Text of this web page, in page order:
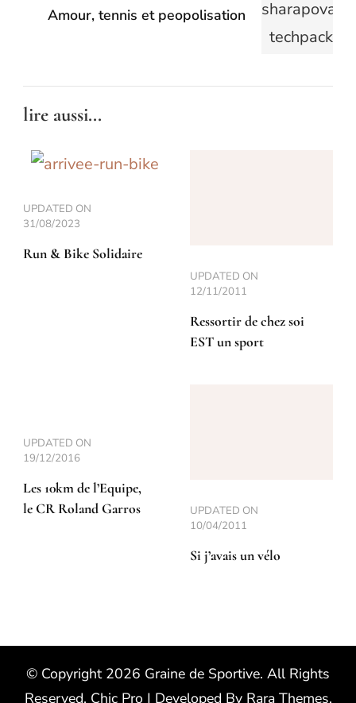
Amour, tennis et peopolisation
lire aussi...
UPDATED ON
31/08/2023
Run & Bike Solidaire
UPDATED ON
12/11/2011
Ressortir de chez soi
EST un sport
UPDATED ON
19/12/2016
Les 10km de l’Equipe,
le CR Roland Garros
UPDATED ON
10/04/2011
Si j’avais un vélo
© Copyright 2026 Graine de Sportive. All Rights
Reserved. Chic Pro | Developed By Rara Themes.